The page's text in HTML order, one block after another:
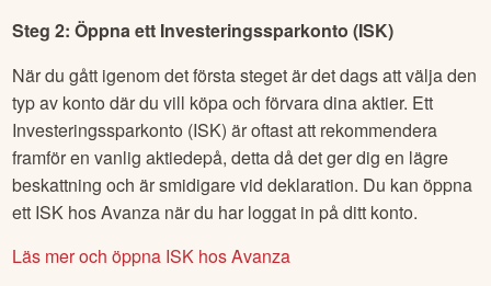
Steg 2: Öppna ett Investeringssparkonto (ISK)
När du gått igenom det första steget är det dags att välja den
typ av konto där du vill köpa och förvara dina aktier. Ett
Investeringssparkonto (ISK) är oftast att rekommendera
framför en vanlig aktiedepå, detta då det ger dig en lägre
beskattning och är smidigare vid deklaration. Du kan öppna
ett ISK hos Avanza när du har loggat in på ditt konto.
Läs mer och öppna ISK hos Avanza